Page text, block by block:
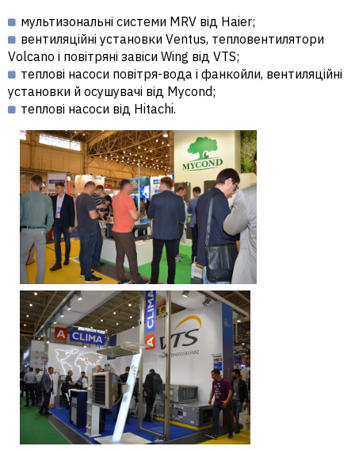
мультизональні системи MRV від Haier;
вентиляційні установки Ventus, тепловентилятори
Volсano і повітряні завіси Wing від VTS;
теплові насоси повітря-вода і фанкойли, вентиляційні
установки й осушувачі від Mycond;
теплові насоси від Hitachi.